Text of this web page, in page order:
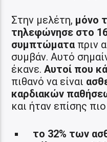
Στην μελέτη, μόνο
τηλεφώνησε στο
συμπτώματα πριν
συμβάν. Αυτό
έκανε.Αυτοί που
πιθανό να είναι
καρδιακών
και ήταν επίσης
το 32% των